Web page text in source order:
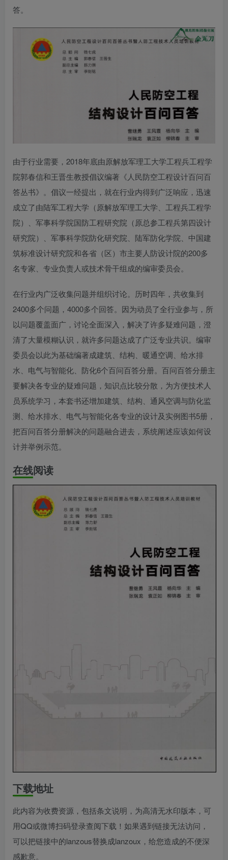
答。
由于行业需要，2018年底由原解放军理工大学工程兵工程学
院郭春信和王晋生教授倡议编著《人民防空工程设计百问百
答丛书》。倡议一经提出，就在行业内得到广泛响应，迅速
成立了由陆军工程大学（原解放军理工大学、工程兵工程学
院）、军事科学院国防工程研究院（原总参工程兵第四设计
研究院）、军事科学院防化研究院、陆军防化学院、中国建
筑标准设计研究院和各省（区）市主要人防设计院的200多
名专家、专业负责人或技术骨干组成的编审委员会。
在行业内广泛收集问题并组织讨论。历时四年，共收集到
2400多个问题，4000多个回答。因为动员了全行业参与，所
以问题覆盖面广，讨论全面深入，解决了许多疑难问题，澄
清了大量模糊认识，就许多问题达成了广泛专业共识。编审
委员会以此为基础编著成建筑、结构、暖通空调、给水排
水、电气与智能化、防化6个百问百答分册。百问百答分册主
要解决各专业的疑难问题，知识点比较分散，为方便技术人
员系统学习，本套书还增加建筑、结构、通风空调与防化监
测、给水排水、电气与智能化各专业的设计及实例图书5册，
把百问百答分册解决的问题融合进去，系统阐述应该如何设
计并举例示范。
在线阅读
下载地址
此内容为收费资源，包括条文说明，为高清无水印版本，可
用QQ或微博扫码登录查阅下载！如果遇到链接无法访问，
可以把链接中的lanzous替换成lanzoux，给您造成的不便深
感歉意。